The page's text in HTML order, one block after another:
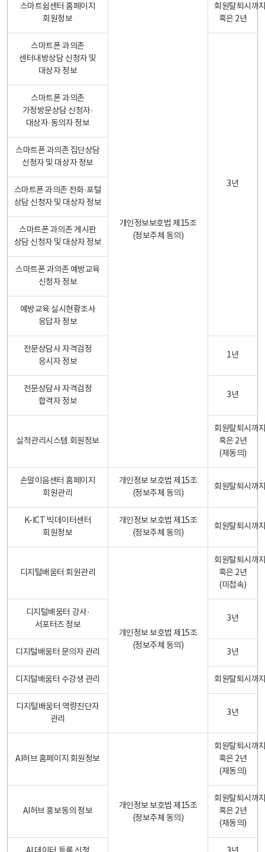
스마트쉼센터 홈페이지
회원정보
개인정보보호법 제15조
(정보주체 동의)
회원탈퇴시까
혹은 2년
스마트폰 과의존
센터내방상담 신청자 및
대상자 정보
3년
스마트폰 과의존
가정방문상담 신청자·
대상자·동의자 정보
스마트폰 과의존 집단상담
신청자 및 대상자 정보
스마트폰 과의존 전화·포털
상담 신청자 및 대상자 정보
스마트폰 과의존 게시판
상담 신청자 및 대상자 정보
스마트폰 과의존 예방교육
신청자 정보
예방교육 실시현황조사
응답자 정보
전문상담사 자격검정
응시자 정보
1년
전문상담사 자격검정
합격자 정보
3년
실적관리시스템 회원정보
회원탈퇴시까
혹은 2년
(재동의)
손말이음센터 홈페이지
회원관리
개인정보 보호법 제15조
(정보주체 동의)
회원탈퇴시까
K-ICT 빅데이터센터
회원정보
개인정보 보호법 제15조
(정보주체 동의)
회원탈퇴시까
디지털배움터 회원관리
개인정보 보호법 제15조
(정보주체 동의)
회원탈퇴시까
혹은 2년
(미접속)
디지털배움터 강사·
서포터즈 정보
3년
디지털배움터 문의자 관리 3년
디지털배움터 수강생 관리 회원탈퇴시까
디지털배움터 역량진단자
관리
3년
AI허브 홈페이지 회원정보
개인정보 보호법 제15조
(정보주체 동의)
회원탈퇴시까
혹은 2년
(재동의)
AI허브 홍보동의 정보
회원탈퇴시까
혹은 2년
(재동의)